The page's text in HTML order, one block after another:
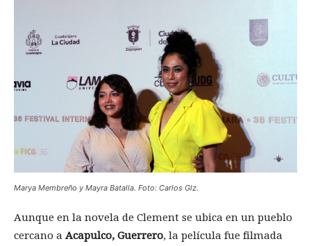
Marya Membreño y Mayra Batalla. Foto: Carlos Glz.
Aunque en la novela de Clement se ubica en un pueblo
cercano a Acapulco, Guerrero, la película fue filmada